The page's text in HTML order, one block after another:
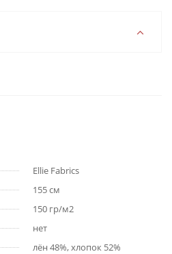
Ellie Fabrics
155 cм
150 гр/м2
нет
лён 48%, хлопок 52%